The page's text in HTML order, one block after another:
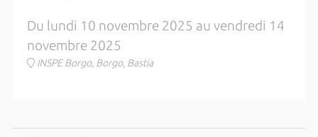
Du lundi 10 novembre 2025 au vendredi 14
novembre 2025
INSPE Borgo, Borgo, Bastia